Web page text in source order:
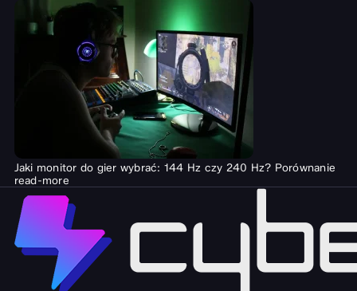
Jaki monitor do gier wybrać: 144 Hz czy 240 Hz? Porównanie
read-more